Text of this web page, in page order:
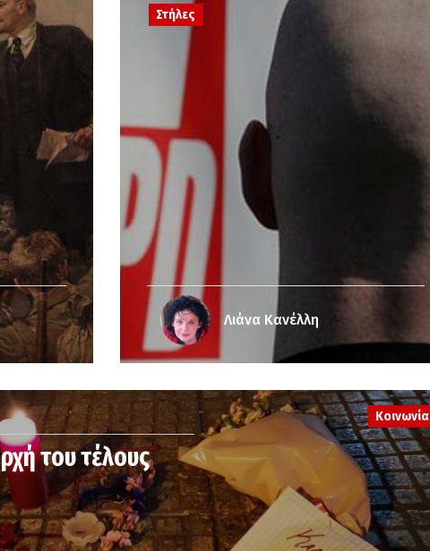
Στήλες
Λιάνα Κανέλλη
Κοινωνία
του τέλους